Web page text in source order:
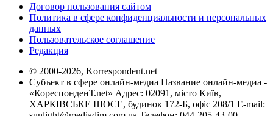
Договор пользования сайтом
Политика в сфере конфиденциальности и персональных
данных
Пользовательское соглашение
Редакция
© 2000-2026, Korrespondent.net
Субъект в сфере онлайн-медиа Название онлайн-медиа -
«КореспонденТ.net» Адрес: 02091, місто Київ,
ХАРКІВСЬКЕ ШОСЕ, будинок 172-Б, офіс 208/1 E-mail: